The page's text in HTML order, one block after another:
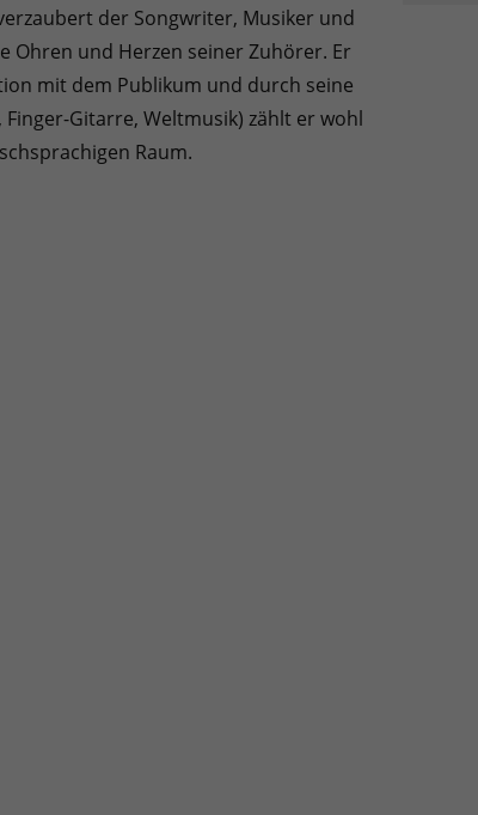
der Songwriter, Musiker und
Ohren und Herzen seiner Zuhörer. Er
mit dem Publikum und durch seine
Finger-Gitarre, Weltmusik) zählt er wohl
Raum.